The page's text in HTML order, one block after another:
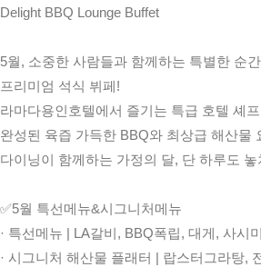
Delight BBQ Lounge Buffet
5월, 소중한 사람들과 함께하는 특별한 순
프리미엄 석식 뷔페!
라마다용인호텔에서 즐기는 특급 호텔 셰
완성된 육즙 가득한 BBQ와 최상급 해산물
다이닝이 함께하는 가정의 달, 단 하루도 놓
✅5월 특선메뉴&시그니처메뉴
· 특선메뉴 | LA갈비, BBQ폭립, 대게, 사시
· 시그니처 해산물 플래터 | 랍스터그라탕,